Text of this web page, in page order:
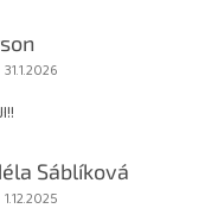
obchodu je 5 z 5
31.1.2026
Sáblíková
obchodu je 5 z 5
1.12.2025